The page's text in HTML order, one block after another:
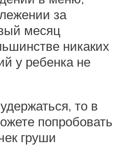
за
месяц
никаких
у ребенка не
то в
попробовать
груши